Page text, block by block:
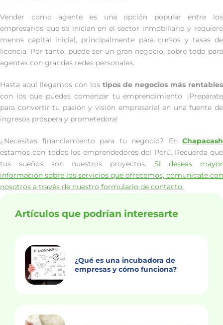
Vender como agente es una opción popular entre los
empresarios que se inician en el sector inmobiliario y requiere
menos capital inicial, principalmente para cursos y tasas de
licencia. Por tanto, puede ser un gran negocio, sobre todo para
agentes con grandes redes personales.
Hasta aquí llegamos con los tipos de negocios más rentables
con los que puedes comenzar tu emprendimiento. ¡Prepárate
para convertir tu pasión y visión empresarial en una fuente de
ingresos próspera y prometedora!
¿Necesitas financiamiento para tu negocio? En Chapacash
estamos con todos los emprendedores del Perú. Recuerda que
tus sueños son nuestros proyectos. Si deseas mayor
información sobre los servicios que ofrecemos, comunícate con
nosotros a través de nuestro formulario de contacto.
Artículos que podrían interesarte
¿Qué es una incubadora de
empresas y cómo funciona?